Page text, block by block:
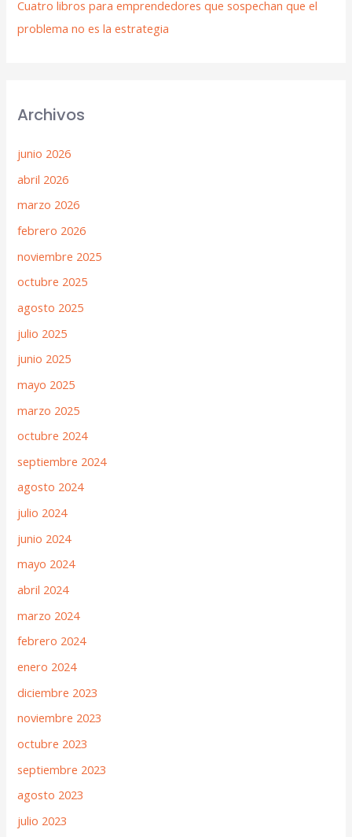
Cuatro libros para emprendedores que sospechan que el
problema no es la estrategia
Archivos
junio 2026
abril 2026
marzo 2026
febrero 2026
noviembre 2025
octubre 2025
agosto 2025
julio 2025
junio 2025
mayo 2025
marzo 2025
octubre 2024
septiembre 2024
agosto 2024
julio 2024
junio 2024
mayo 2024
abril 2024
marzo 2024
febrero 2024
enero 2024
diciembre 2023
noviembre 2023
octubre 2023
septiembre 2023
agosto 2023
julio 2023